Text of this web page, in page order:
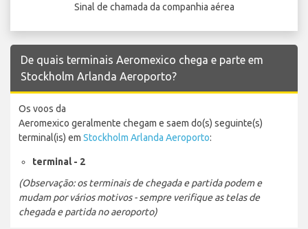
Sinal de chamada da companhia aérea
De quais terminais Aeromexico chega e parte em
Stockholm Arlanda Aeroporto?
Os voos da
Aeromexico geralmente chegam e saem do(s) seguinte(s)
terminal(is) em Stockholm Arlanda Aeroporto:
terminal - 2
(Observação: os terminais de chegada e partida podem e
mudam por vários motivos - sempre verifique as telas de
chegada e partida no aeroporto)